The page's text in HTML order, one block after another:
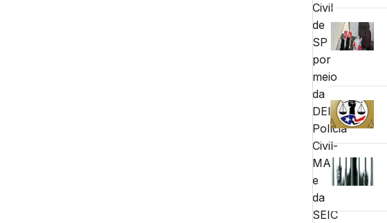
Civil
de
SP
por
meio
da
DEIC,
Polícia
Civil-
MA
e
da
SEIC